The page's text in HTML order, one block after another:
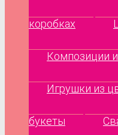
коробках
Композиции
Игрушки из
букеты